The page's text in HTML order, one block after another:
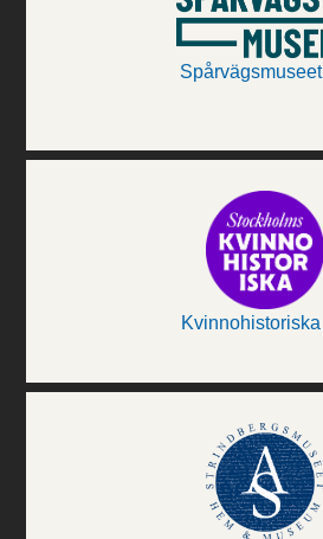
Spårvägsmuseet
Kvinnohistoriska